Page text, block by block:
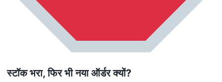
स्टॉक भरा,फिर भी नया ऑर्डर क्यों?